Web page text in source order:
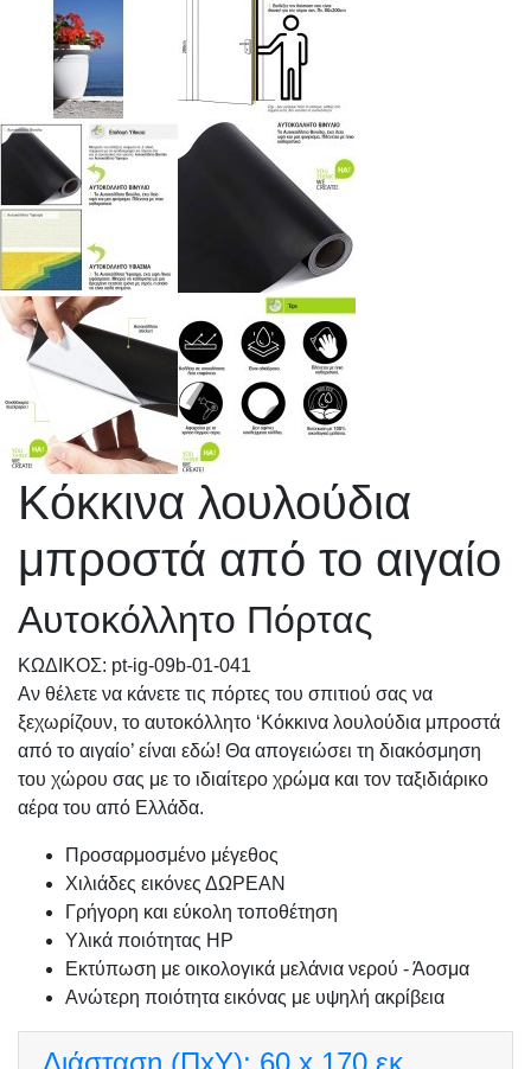
Κόκκινα λουλούδια
μπροστά από το αιγαίο
Αυτοκόλλητο Πόρτας
KΩΔΙΚΟΣ: pt-ig-09b-01-041
Αν θέλετε να κάνετε τις πόρτες του σπιτιού σας να
ξεχωρίζουν, το αυτοκόλλητο ‘Κόκκινα λουλούδια μπροστά
από το αιγαίο’ είναι εδώ! Θα απογειώσει τη διακόσμηση
του χώρου σας με το ιδιαίτερο χρώμα και τον ταξιδιάρικο
αέρα του από Ελλάδα.
Προσαρμοσμένo μέγεθος
Χιλιάδες εικόνες ΔΩΡΕΑΝ
Γρήγορη και εύκολη τοποθέτηση
Υλικά ποιότητας HP
Εκτύπωση με οικολογικά μελάνια νερού - Άοσμα
Ανώτερη ποιότητα εικόνας με υψηλή ακρίβεια
Διάσταση (ΠxΥ): 60 x 170 εκ.